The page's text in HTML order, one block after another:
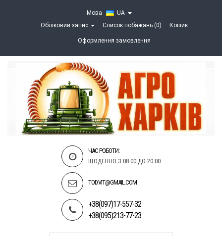
Мова
UA
Обліковий запис
Список побажань (0) Кошик
Оформлення замовлення
ЧАС РОБОТИ:
ЩОДЕННО З 08:00 ДО 20:00
TOD.VIT@GMAIL.COM
+38(097)17-557-32
+38(095)213-77-23